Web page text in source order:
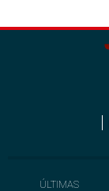
ÚLTIMAS